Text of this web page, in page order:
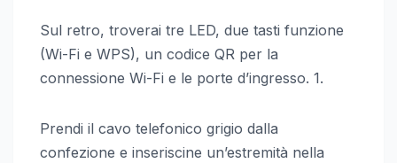
Sul retro, troverai tre LED, due tasti funzione
(Wi-Fi e WPS), un codice QR per la
connessione Wi-Fi e le porte d’ingresso. 1.
Prendi il cavo telefonico grigio dalla
confezione e inseriscine un’estremità nella